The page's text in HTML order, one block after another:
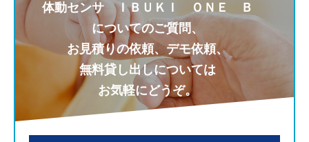
体動センサＩＢＵＫＩ ＯＮＥ Ｂ
についてのご質問、
お見積りの依頼、デモ依頼、
無料貸し出しについては
お気軽にどうぞ。